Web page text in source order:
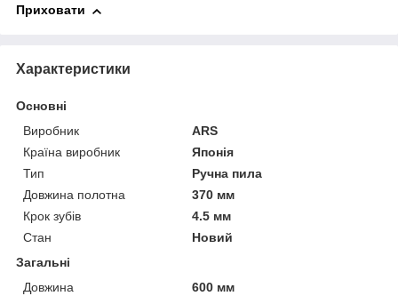
Приховати
Характеристики
Основні
Виробник
ARS
Країна виробник
Японія
Тип
Ручна пила
Довжина полотна
370 мм
Крок зубів
4.5 мм
Стан
Новий
Загальні
Довжина
600 мм